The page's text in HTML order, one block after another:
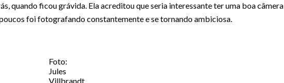
quando ficou grávida. Ela acreditou que seria interessante ter uma boa câmera
foi fotografando constantemente e se tornando ambiciosa.
Foto:
Jules
Villbrandt